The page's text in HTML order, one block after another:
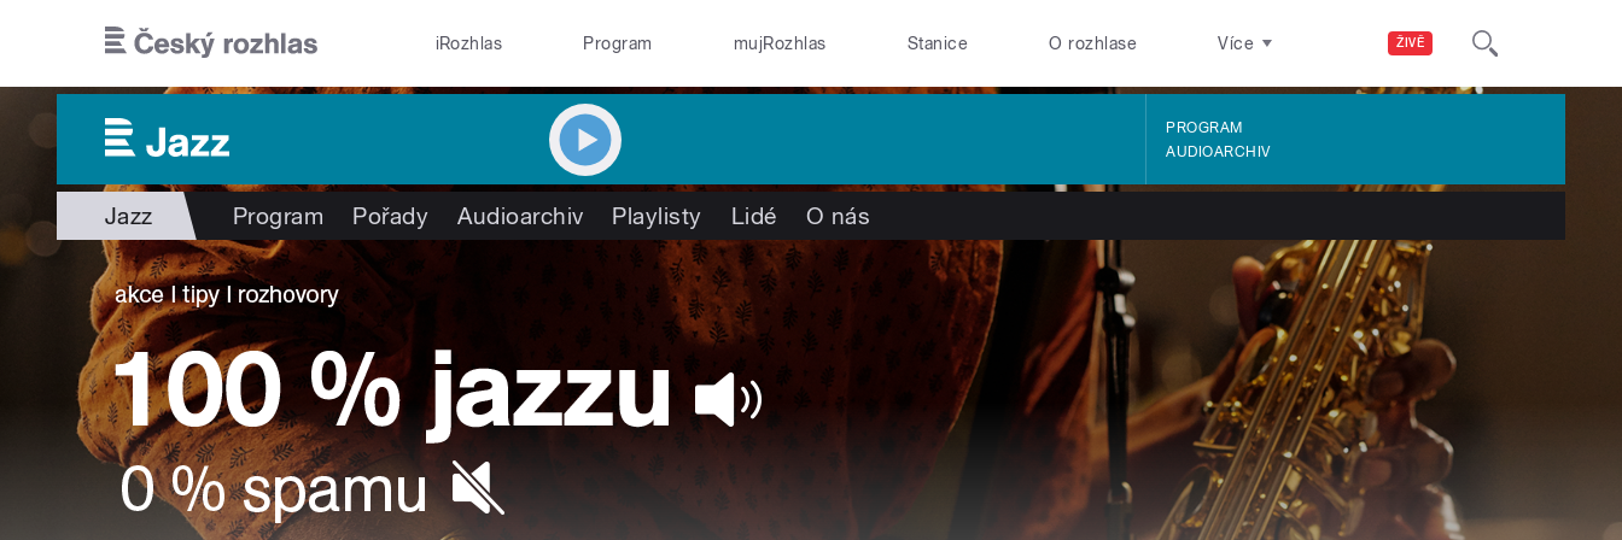
ŽIVĚ
iRozhlas Program mujRozhlas Stanice O rozhlase Více
PROGRAM
AUDIOARCHIV
Jazz Program Pořady Audioarchiv Playlisty Lidé O nás